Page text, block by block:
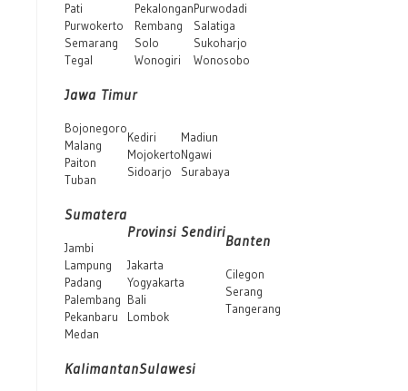
Pati
Purwokerto
Semarang
Tegal
Pekalongan
Rembang
Solo
Wonogiri
Purwodadi
Salatiga
Sukoharjo
Wonosobo
Jawa Timur
Bojonegoro
Malang
Paiton
Tuban
Kediri
Mojokerto
Sidoarjo
Madiun
Ngawi
Surabaya
Sumatera
Jambi
Lampung
Padang
Palembang
Pekanbaru
Medan
Provinsi Sendiri
Jakarta
Yogyakarta
Bali
Lombok
Banten
Cilegon
Serang
Tangerang
KalimantanSulawesi